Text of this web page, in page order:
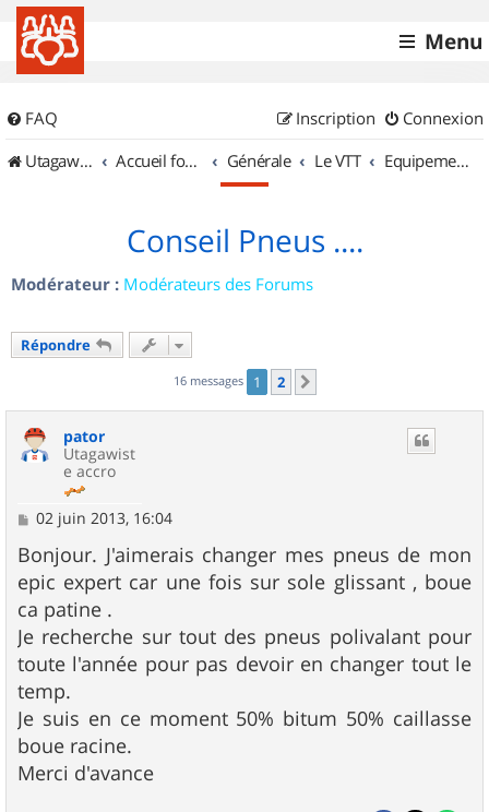
Menu
FAQ Connexion
Inscription
UtagawaVTT (Randos VTT et VTTAE avec traces GPS)
Accueil forum Générale Le VTT Equipements et Accessoires
Conseil Pneus ....
Modérateur : Modérateurs des Forums
Répondre
16 messages 1 2
pator
Utagawist
e accro
M
s
s
a
g
e
02 juin 2013, 16:04
Bonjour. J'aimerais changer mes pneus de mon
epic expert car une fois sur sole glissant , boue
ca patine .
Je recherche sur tout des pneus polivalant pour
toute l'année pour pas devoir en changer tout le
temp.
Je suis en ce moment 50% bitum 50% caillasse
boue racine.
Merci d'avance